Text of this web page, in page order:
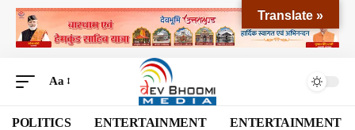
Aa
POLITICS ENTERTAINMENT ENTERTAINMENT
Translate »